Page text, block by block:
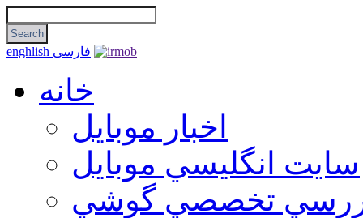
enghlish فارسی
خانه
اخبار موبایل
سايت انگليسي موبايل
تخصصي گوشي